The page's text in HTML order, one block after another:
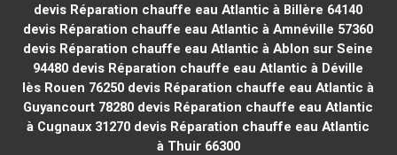
devis Réparation chauffe eau Atlantic à Billère 64140
devis Réparation chauffe eau Atlantic à Amnéville 57360
devis Réparation chauffe eau Atlantic à Ablon sur Seine
94480 devis Réparation chauffe eau Atlantic à Déville
lès Rouen 76250 devis Réparation chauffe eau Atlantic à
Guyancourt 78280 devis Réparation chauffe eau Atlantic
à Cugnaux 31270 devis Réparation chauffe eau Atlantic
à Thuir 66300